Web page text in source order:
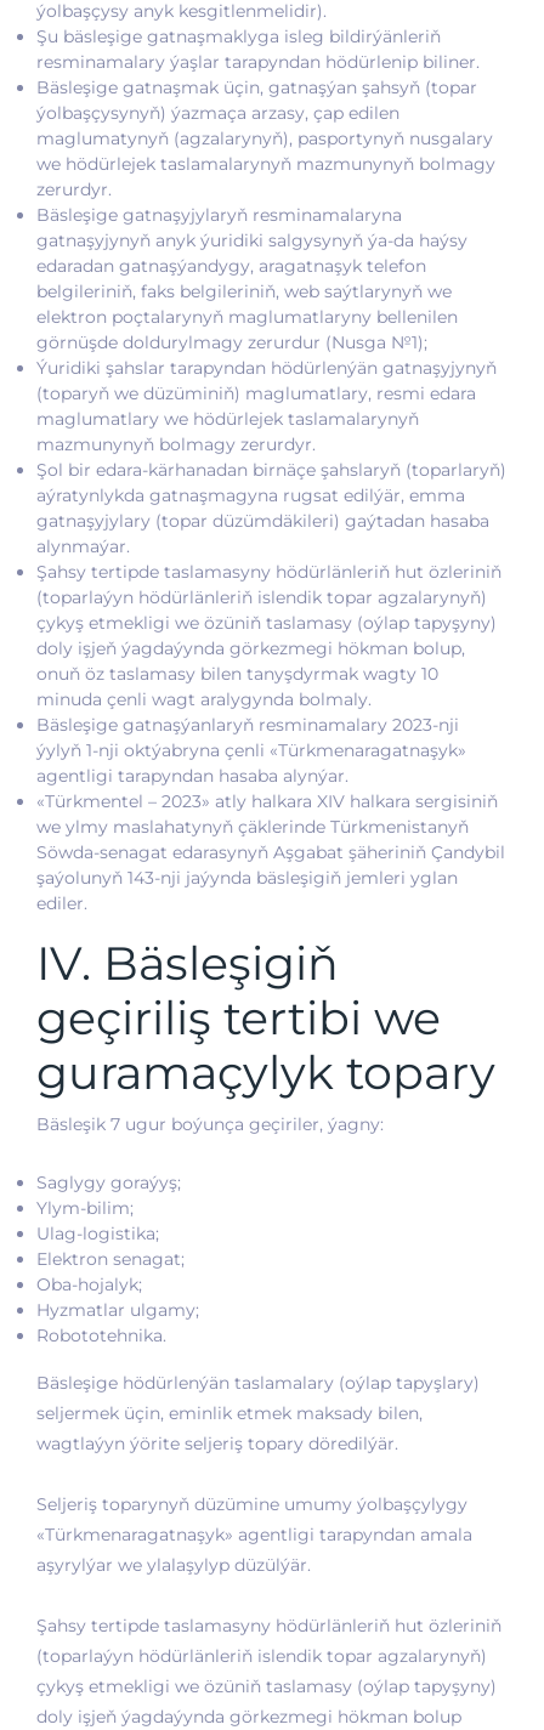
ýolbaşçysy anyk kesgitlenmelidir).
Şu bäsleşige gatnaşmaklyga isleg bildirýänleriň
resminamalary ýaşlar tarapyndan hödürlenip biliner.
Bäsleşige gatnaşmak üçin, gatnaşýan şahsyň (topar
ýolbaşçysynyň) ýazmaça arzasy, çap edilen
maglumatynyň (agzalarynyň), pasportynyň nusgalary
we hödürlejek taslamalarynyň mazmunynyň bolmagy
zerurdyr.
Bäsleşige gatnaşyjylaryň resminamalaryna
gatnaşyjynyň anyk ýuridiki salgysynyň ýa-da haýsy
edaradan gatnaşýandygy, aragatnaşyk telefon
belgileriniň, faks belgileriniň, web saýtlarynyň we
elektron poçtalarynyň maglumatlaryny bellenilen
görnüşde doldurylmagy zerurdur (Nusga №1);
Ýuridiki şahslar tarapyndan hödürlenýän gatnaşyjynyň
(toparyň we düzüminiň) maglumatlary, resmi edara
maglumatlary we hödürlejek taslamalarynyň
mazmunynyň bolmagy zerurdyr.
Şol bir edara-kärhanadan birnäçe şahslaryň (toparlaryň)
aýratynlykda gatnaşmagyna rugsat edilýär, emma
gatnaşyjylary (topar düzümdäkileri) gaýtadan hasaba
alynmaýar.
Şahsy tertipde taslamasyny hödürlänleriň hut özleriniň
(toparlaýyn hödürlänleriň islendik topar agzalarynyň)
çykyş etmekligi we özüniň taslamasy (oýlap tapyşyny)
doly işjeň ýagdaýynda görkezmegi hökman bolup,
onuň öz taslamasy bilen tanyşdyrmak wagty 10
minuda çenli wagt aralygynda bolmaly.
Bäsleşige gatnaşýanlaryň resminamalary 2023-nji
ýylyň 1-nji oktýabryna çenli «Türkmenaragatnaşyk»
agentligi tarapyndan hasaba alynýar.
«Türkmentel – 2023» atly halkara XIV halkara sergisiniň
we ylmy maslahatynyň çäklerinde Türkmenistanyň
Söwda-senagat edarasynyň Aşgabat şäheriniň Çandybil
şaýolunyň 143-nji jaýynda bäsleşigiň jemleri yglan
ediler.
IV. Bäsleşigiň
geçiriliş tertibi we
guramaçylyk topary
Bäsleşik 7 ugur boýunça geçiriler, ýagny:
Saglygy goraýyş;
Ylym-bilim;
Ulag-logistika;
Elektron senagat;
Oba-hojalyk;
Hyzmatlar ulgamy;
Robototehnika.
Bäsleşige hödürlenýän taslamalary (oýlap tapyşlary)
seljermek üçin, eminlik etmek maksady bilen,
wagtlaýyn ýörite seljeriş topary döredilýär.
Seljeriş toparynyň düzümine umumy ýolbaşçylygy
«Türkmenaragatnaşyk» agentligi tarapyndan amala
aşyrylýar we ylalaşylyp düzülýär.
Şahsy tertipde taslamasyny hödürlänleriň hut özleriniň
(toparlaýyn hödürlänleriň islendik topar agzalarynyň)
çykyş etmekligi we özüniň taslamasy (oýlap tapyşyny)
doly işjeň ýagdaýynda görkezmegi hökman bolup